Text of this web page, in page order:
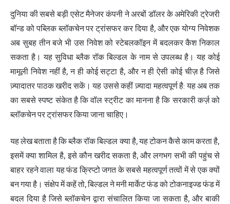
दुनिया की सबसे बड़ी एसेट मैनेजर कंपनी ने अरबों डॉलर के अमेरिकी ट्रेजरी
बॉन्ड को पब्लिक ब्लॉकचेन पर ट्रांसफर कर दिया है, और एक योग्य निवेशक
अब सुबह तीन बजे भी उस निवेश को स्टेबलकॉइन में बदलकर कैश निकाल
सकता है। यह सुविधा ब्लैक रॉक बिल्डल के नाम से उपलब्ध है। यह कोई
मामूली निवेश नहीं है, न ही कोई सट्टा है, और न ही ऐसी कोई चीज़ है जिसे
ज़्यादातर पाठक खरीद सकें। यह उससे कहीं ज़्यादा महत्वपूर्ण है: यह अब तक
का सबसे स्पष्ट संकेत है कि वॉल स्ट्रीट का मानना है कि सरकारी कर्ज़ को
ब्लॉकचेन पर ट्रांसफर किया जाना चाहिए।
यह लेख बताता है कि ब्लैक रॉक बिल्डल क्या है, यह टोकन कैसे काम करता है,
इसमें क्या शामिल है, इसे कौन खरीद सकता है, और लगभग सभी की पहुंच से
बाहर रहने वाला यह फंड क्रिप्टो जगत के सबसे महत्वपूर्ण तत्वों में से एक क्यों
बन गया है। संक्षेप में कहें तो, बिल्डल ने मनी मार्केट फंड को टोकनाइज्ड फंड में
बदल दिया है जिसे ब्लॉकचेन द्वारा संचालित किया जा सकता है, और बाकी